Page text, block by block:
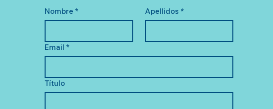
Nombre * Apellidos *
Email *
Título